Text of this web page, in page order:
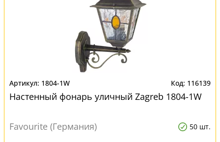
1804-1W 116139
Настенный фонарь уличный Zagreb 1804-1W
Favourite (Германия) 50 шт.